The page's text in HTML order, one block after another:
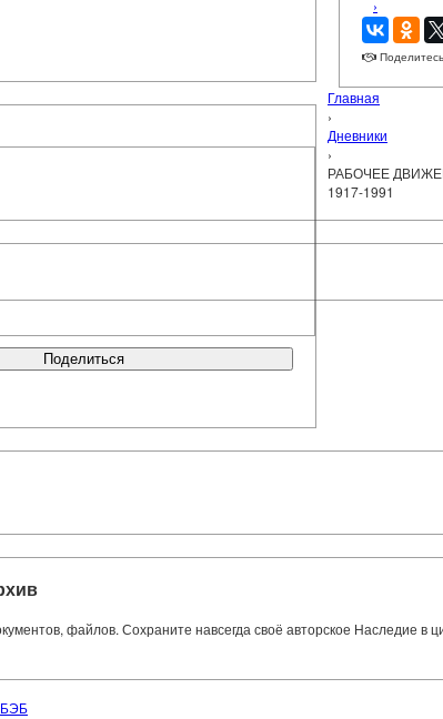
Поделиться
›
файлов. Сохраните навсегда своё авторское Наследие в
Главная
›
Дневники
›
РАБОЧЕЕ
1917-1991
БЭБ